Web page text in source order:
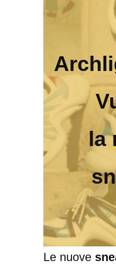
la
Le nuove